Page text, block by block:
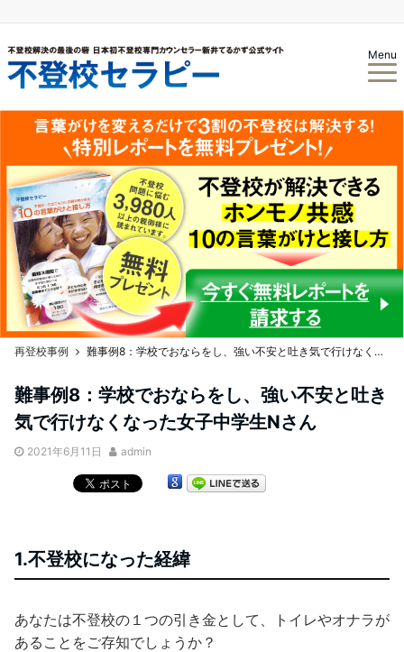
Menu
再登校事例 難事例8：学校でおならをし、強い不安と吐き気で行けなくなった女子中学生Nさん
難事例8：学校でおならをし、強い不安と吐き
気で行けなくなった女子中学生Nさん
2021年6月11日 admin
1.不登校になった経緯
あなたは不登校の１つの引き金として、トイレやオナラが
あることをご存知でしょうか？